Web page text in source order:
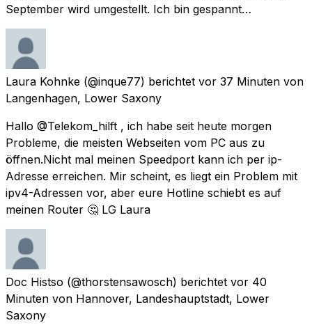
September wird umgestellt. Ich bin gespannt…
Laura Kohnke (@inque77) berichtet vor 37 Minuten von
Langenhagen, Lower Saxony
Hallo @Telekom_hilft , ich habe seit heute morgen
Probleme, die meisten Webseiten vom PC aus zu
öffnen.Nicht mal meinen Speedport kann ich per ip-
Adresse erreichen. Mir scheint, es liegt ein Problem mit
ipv4-Adressen vor, aber eure Hotline schiebt es auf
meinen Router 🤔 LG Laura
Doc Histso (@thorstensawosch) berichtet vor 40
Minuten von Hannover, Landeshauptstadt, Lower
Saxony